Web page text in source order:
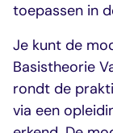
toepassen in
Je kunt de
Basistheorie
rondt de
via een